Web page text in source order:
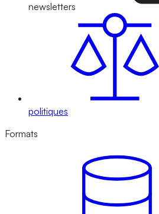
newsletters
politiques
Formats